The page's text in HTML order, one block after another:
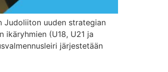
Judoliiton uuden strategian
(U18, U21 ja
järjestetään